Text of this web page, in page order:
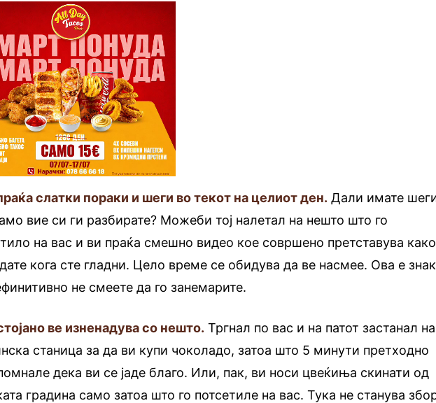
слатки пораки и шеги во текот на целиот ден. Дали имате
вие си ги разбирате? Можеби тој налетал на нешто што го
на вас и ви праќа смешно видео кое совршено претставува како
кога сте гладни. Цело време се обидува да ве насмее. Ова е знак
не смеете да го занемарите.
ве изненадува со нешто. Тргнал по вас и на патот застанал на
станица за да ви купи чоколадо, затоа што 5 минути претходно
дека ви се јаде благо. Или, пак, ви носи цвеќиња скинати од
градина само затоа што го потсетиле на вас. Тука не станува